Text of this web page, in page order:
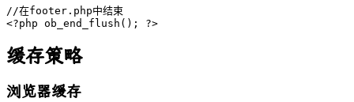
//在footer.php中结束
<?php ob_end_flush(); ?>
缓存策略
浏览器缓存